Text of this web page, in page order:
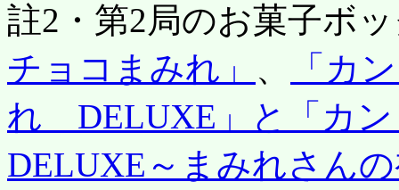
註2・第2局のお菓子ボ
チョコまみれ」 、
「カ
れ DELUXE」と「カ
DELUXE～まみれさん